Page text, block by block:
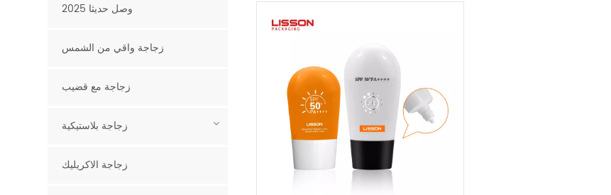
2025 وصل حديثا
زجاجة واقي من الشمس
زجاجة مع قضيب
زجاجة بلاستيكية
زجاجة الاكريليك